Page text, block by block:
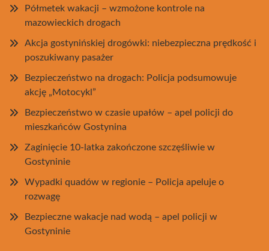
Półmetek wakacji – wzmożone kontrole na
mazowieckich drogach
Akcja gostynińskiej drogówki: niebezpieczna prędkość i
poszukiwany pasażer
Bezpieczeństwo na drogach: Policja podsumowuje
akcję „Motocykl”
Bezpieczeństwo w czasie upałów – apel policji do
mieszkańców Gostynina
Zaginięcie 10-latka zakończone szczęśliwie w
Gostyninie
Wypadki quadów w regionie – Policja apeluje o
rozwagę
Bezpieczne wakacje nad wodą – apel policji w
Gostyninie